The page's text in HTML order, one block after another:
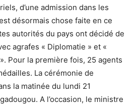
d’une admission dans les
désormais chose faite en ce
autorités du pays ont décidé de
agrafes « Diplomatie » et «
Pour la première fois, 25 agents
La cérémonie de
la matinée du lundi 21
A l’occasion, le ministre